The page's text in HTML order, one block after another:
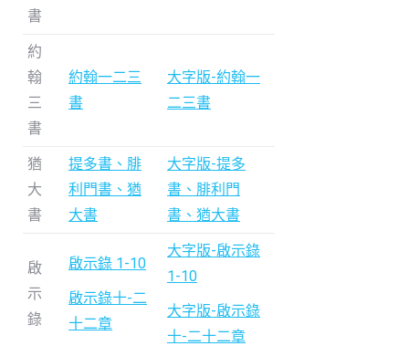
書
約
翰
三
書
約翰一二三
書
大字版-約翰一
二三書
猶
大
書
提多書、腓
利門書、猶
大書
大字版-提多
書、腓利門
書、猶大書
啟
示
錄
啟示錄 1-10
啟示錄十-二
十二章
大字版-啟示錄
1-10
大字版-啟示錄
十-二十二章